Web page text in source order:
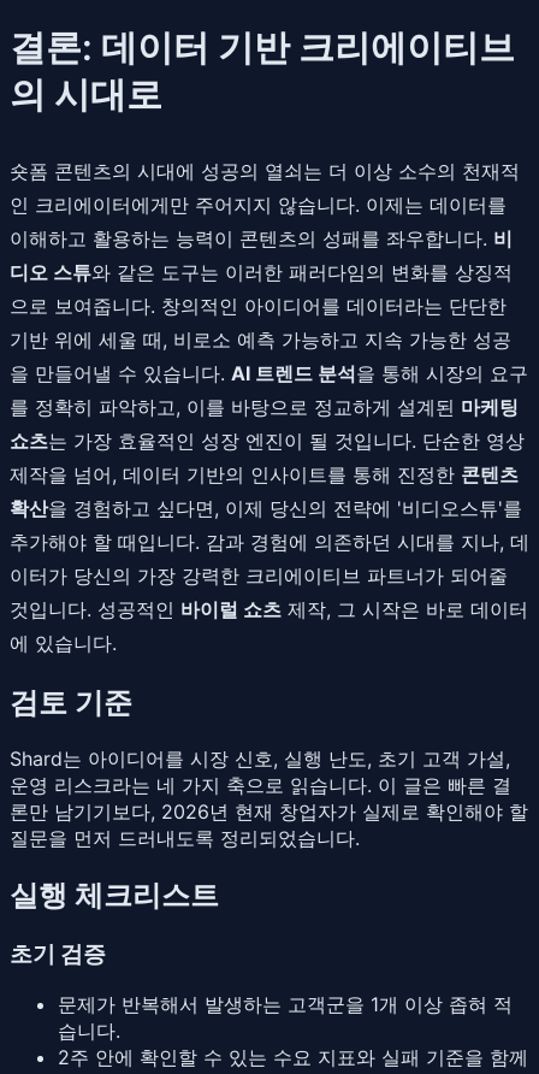
결론: 데이터 기반 크리에이티브
의 시대로
숏폼 콘텐츠의 시대에 성공의 열쇠는 더 이상 소수의 천재적
인 크리에이터에게만 주어지지 않습니다. 이제는 데이터를
이해하고 활용하는 능력이 콘텐츠의 성패를 좌우합니다. 비
디오 스튜와 같은 도구는 이러한 패러다임의 변화를 상징적
으로 보여줍니다. 창의적인 아이디어를 데이터라는 단단한
기반 위에 세울 때, 비로소 예측 가능하고 지속 가능한 성공
을 만들어낼 수 있습니다. AI 트렌드 분석을 통해 시장의 요구
를 정확히 파악하고, 이를 바탕으로 정교하게 설계된 마케팅
쇼츠는 가장 효율적인 성장 엔진이 될 것입니다. 단순한 영상
제작을 넘어, 데이터 기반의 인사이트를 통해 진정한 콘텐츠
확산을 경험하고 싶다면, 이제 당신의 전략에 '비디오스튜'를
추가해야 할 때입니다. 감과 경험에 의존하던 시대를 지나, 데
이터가 당신의 가장 강력한 크리에이티브 파트너가 되어줄
것입니다. 성공적인 바이럴 쇼츠 제작, 그 시작은 바로 데이터
에 있습니다.
검토 기준
Shard는 아이디어를 시장 신호, 실행 난도, 초기 고객 가설,
운영 리스크라는 네 가지 축으로 읽습니다. 이 글은 빠른 결
론만 남기기보다, 2026년 현재 창업자가 실제로 확인해야 할
질문을 먼저 드러내도록 정리되었습니다.
실행 체크리스트
초기 검증
문제가 반복해서 발생하는 고객군을 1개 이상 좁혀 적
습니다.
2주 안에 확인할 수 있는 수요 지표와 실패 기준을 함께